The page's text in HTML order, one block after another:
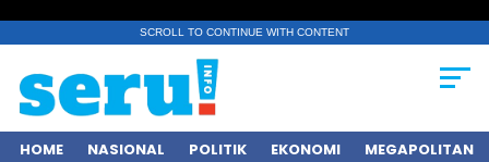
SCROLL TO CONTINUE WITH CONTENT
HOME NASIONAL POLITIK EKONOMI MEGAPOLITAN